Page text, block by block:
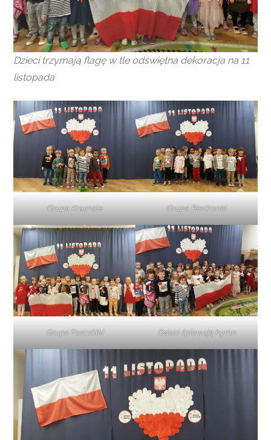
Dzieci trzymają flagę w tleodświętna dekoracja na 11
listopada
Grupa Krasnale Grupa Biedronki
Grupa Pszczółki Dzieci śpiewają hymn